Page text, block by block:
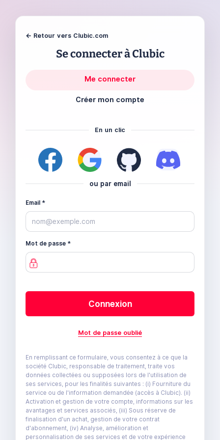
← Retour vers Clubic.com
Se connecter à Clubic
Me connecter
Créer mon compte
En un clic
ou par email
Email
Mot de passe
Connexion
Mot de passe oublié
En remplissant ce formulaire, vous consentez à ce que la
société Clubic, responsable de traitement, traite vos
données collectées ou supposées lors de l'utilisation de
ses services, pour les finalités suivantes : (i) Fourniture du
service ou de l'information demandée (accès à Clubic). (ii)
Activation et gestion de votre compte, informations sur les
avantages et services associés, (iii) Sous réserve de
finalisation d'un achat, gestion de votre contrat
d'abonnement, (iv) Analyse, amélioration et
personnalisation de ses services et de votre expérience